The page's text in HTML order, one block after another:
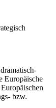
Europäische
bzw.